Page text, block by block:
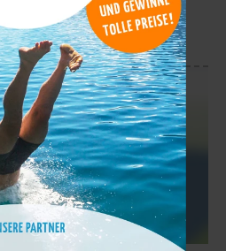
mehr